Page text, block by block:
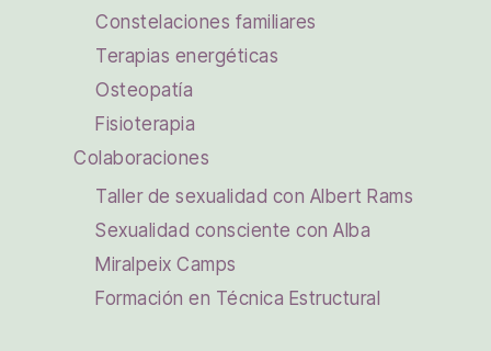
Constelaciones familiares
Terapias energéticas
Osteopatía
Fisioterapia
Colaboraciones
Taller de sexualidad con Albert Rams
Sexualidad consciente con Alba
Miralpeix Camps
Formación en Técnica Estructural